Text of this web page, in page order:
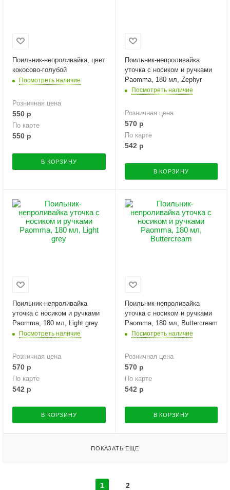
Поильник-непроливайка, цвет
кокосово-голубой
Посмотреть наличие
Розничная цена
550 р
По карте
550 р
В КОРЗИНУ
Поильник-непроливайка
уточка с носиком и ручками
Paomma, 180 мл, Zephyr
Посмотреть наличие
Розничная цена
570р
По карте
542 р
В КОРЗИНУ
Поильник-непроливайка
уточка с носиком и ручками
Paomma, 180 мл, Light grey
Посмотреть наличие
Розничная цена
570 р
По карте
542 р
В КОРЗИНУ
Поильник-непроливайка
уточка с носиком и ручками
Paomma, 180 мл, Buttercream
Посмотреть наличие
Розничная цена
570р
По карте
542 р
В КОРЗИНУ
ПОКАЗАТЬ ЕЩЕ
1 2